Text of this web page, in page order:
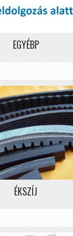
EGYÉBP
ÉKSZÍJ